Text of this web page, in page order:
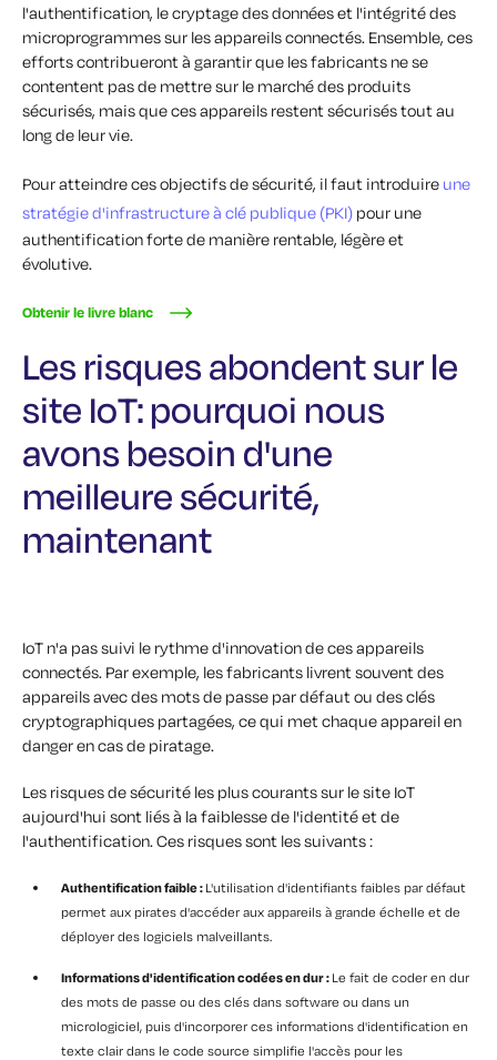
l'authentification, le cryptage des données et l'intégrité des
microprogrammes sur les appareils connectés. Ensemble, ces
efforts contribueront à garantir que les fabricants ne se
contentent pas de mettre sur le marché des produits
sécurisés, mais que ces appareils restent sécurisés tout au
long de leur vie.
Pour atteindre ces objectifs de sécurité, il faut introduire une
stratégie d'infrastructure à clé publique (PKI) pour une
authentification forte de manière rentable, légère et
évolutive.
Obtenir le livre blanc
Les risques abondent sur le
site IoT: pourquoi nous
avons besoin d'une
meilleure sécurité,
maintenant
IoT n'a pas suivi le rythme d'innovation de ces appareils
connectés. Par exemple, les fabricants livrent souvent des
appareils avec des mots de passe par défaut ou des clés
cryptographiques partagées, ce qui met chaque appareil en
danger en cas de piratage.
Les risques de sécurité les plus courants sur le site IoT
aujourd'hui sont liés à la faiblesse de l'identité et de
l'authentification. Ces risques sont les suivants :
Authentification faible : L'utilisation d'identifiants faibles par défaut
permet aux pirates d'accéder aux appareils à grande échelle et de
déployer des logiciels malveillants.
Informations d'identification codées en dur : Le fait de coder en dur
des mots de passe ou des clés dans software ou dans un
micrologiciel, puis d'incorporer ces informations d'identification en
texte clair dans le code source simplifie l'accès pour les